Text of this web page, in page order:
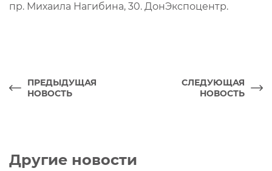
пр. Михаила Нагибина, 30. ДонЭкспоцентр.
ПРЕДЫДУЩАЯ
НОВОСТЬ
СЛЕДУЮЩАЯ
НОВОСТЬ
Другие новости